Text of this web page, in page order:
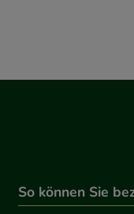
So können Sie